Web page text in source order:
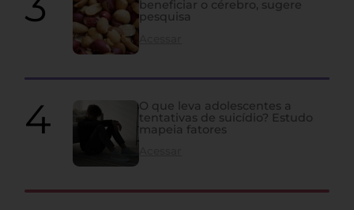
beneficiar o cérebro, sugere
pesquisa
O que leva adolescentes a
tentativas de suicídio? Estudo
mapeia fatores